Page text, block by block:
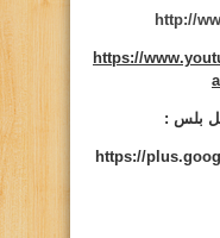
http://
https://
بلس :
https://